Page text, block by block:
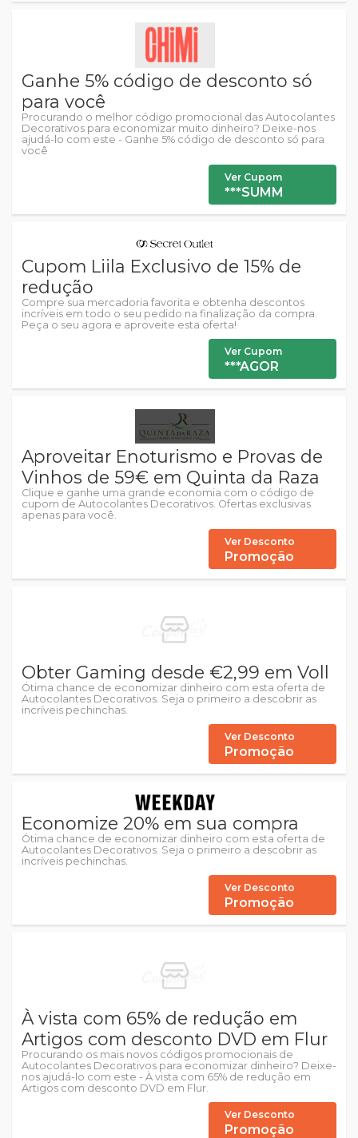
Ganhe 5% código de desconto só
para você
Procurando o melhor código promocional das Autocolantes
Decorativos para economizar muito dinheiro? Deixe-nos
ajudá-lo com este - Ganhe 5% código de desconto só para
você
Ver Cupom
***SUMM
Cupom Liila Exclusivo de 15% de
redução
Compre sua mercadoria favorita e obtenha descontos
incríveis em todo o seu pedido na finalização da compra.
Peça o seu agora e aproveite esta oferta!
Ver Cupom
***AGOR
Aproveitar Enoturismo e Provas de
Vinhos de 59€ em Quinta da Raza
Clique e ganhe uma grande economia com o código de
cupom de Autocolantes Decorativos. Ofertas exclusivas
apenas para você.
Ver Desconto
Promoção
Obter Gaming desde €2,99 em Voll
Ótima chance de economizar dinheiro com esta oferta de
Autocolantes Decorativos. Seja o primeiro a descobrir as
incríveis pechinchas.
Ver Desconto
Promoção
Economize 20% em sua compra
Ótima chance de economizar dinheiro com esta oferta de
Autocolantes Decorativos. Seja o primeiro a descobrir as
incríveis pechinchas.
Ver Desconto
Promoção
À vista com 65% de redução em
Artigos com desconto DVD em Flur
Procurando os mais novos códigos promocionais de
Autocolantes Decorativos para economizar dinheiro? Deixe-
nos ajudá-lo com este - À vista com 65% de redução em
Artigos com desconto DVD em Flur.
Ver Desconto
Promoção